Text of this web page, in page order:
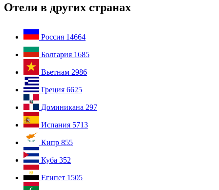
Отели в других странах
Россия 14664
Болгария 1685
Вьетнам 2986
Греция 6625
Доминикана 297
Испания 5713
Кипр 855
Куба 352
Египет 1505